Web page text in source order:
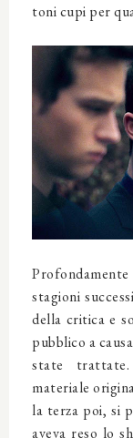
toni cupi per
stagioni
della critica e
pubblico a
state
materiale
la terza poi, si
aveva reso lo